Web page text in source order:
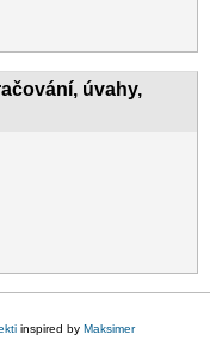
úvahy,
inspired by Maksimer